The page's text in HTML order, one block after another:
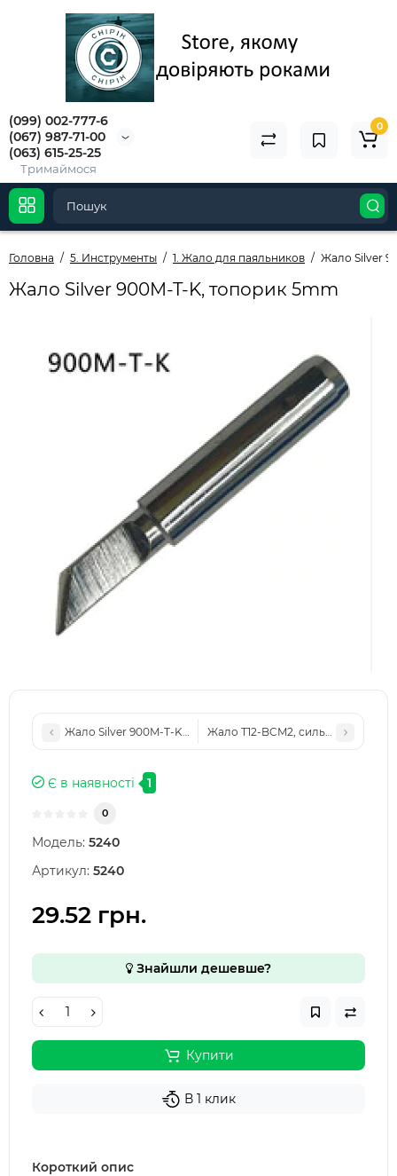
(099) 002-777-6
(067) 987-71-00
(063) 615-25-25
Тримаймося
0
Головна 5. Инструменты 1. Жало для паяльников Жало Silver
Жало Silver 900M-T-K, топорик 5mm
Жало Silver 900M-T-K, топорик 4mmЖало T12-BCM2, сильвер
Є в наявності 1
0
Модель: 5240
Артикул: 5240
29.52 грн.
Знайшли дешевше?
Купити
В 1 клик
Короткий опис